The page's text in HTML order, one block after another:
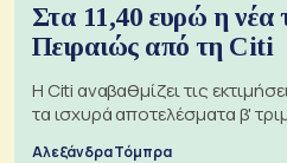
Στα 11,40 ευρώ η νέα
Πειραιώς από τη Citi
Η Citi αναβαθμίζει τις
τα ισχυρά αποτελέσματα β'
Αλεξάνδρα Τόμπρα